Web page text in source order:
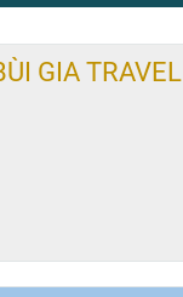
GIA TRAVEL